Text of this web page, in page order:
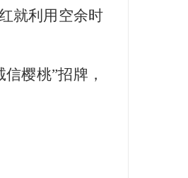
就利用空余时
樱桃”招牌，